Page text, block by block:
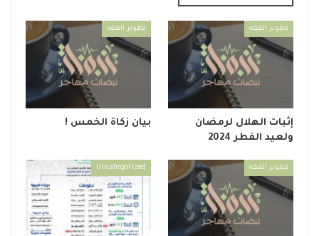
تطوير الفقه
إثبات الهلال لرمضان
ولعيد الفطر 2024
تطوير الفقه
بيان زكاة الخمس !
تطوير الفقه Uncategorized